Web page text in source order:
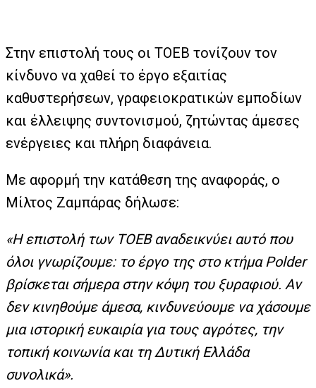
Στην επιστολή τους οι ΤΟΕΒ τονίζουν τον
κίνδυνο να χαθεί το έργο εξαιτίας
καθυστερήσεων, γραφειοκρατικών εμποδίων
και έλλειψης συντονισμού, ζητώντας άμεσες
ενέργειες και πλήρη διαφάνεια.
Με αφορμή την κατάθεση της αναφοράς, ο
Μίλτος Ζαμπάρας δήλωσε:
«Η επιστολή των ΤΟΕΒ αναδεικνύει αυτό που
όλοι γνωρίζουμε: το έργο της στο κτήμα Polder
βρίσκεται σήμερα στην κόψη του ξυραφιού. Αν
δεν κινηθούμε άμεσα, κινδυνεύουμε να χάσουμε
μια ιστορική ευκαιρία για τους αγρότες, την
τοπική κοινωνία και τη Δυτική Ελλάδα
συνολικά».